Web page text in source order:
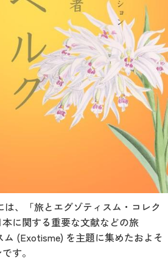
、「旅とエグゾティスム・コレク
に関する重要な文献などの旅
(Exotisme) を主題に集めたおよそ
す。